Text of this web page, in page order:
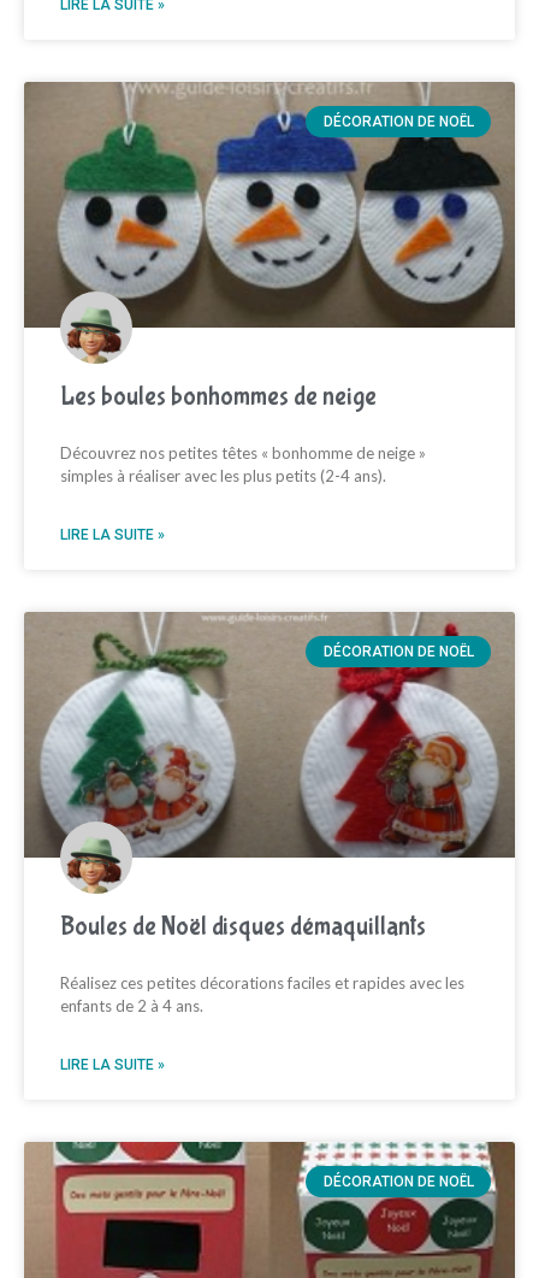
LIRE LA SUITE »
DÉCORATION DE NOËL
Les boules bonhommes de neige
Découvrez nos petites têtes « bonhomme de neige »
simples à réaliser avec les plus petits (2-4 ans).
LIRE LA SUITE »
DÉCORATION DE NOËL
Boules de Noël disques démaquillants
Réalisez ces petites décorations faciles et rapides avec les
enfants de 2 à 4 ans.
LIRE LA SUITE »
DÉCORATION DE NOËL